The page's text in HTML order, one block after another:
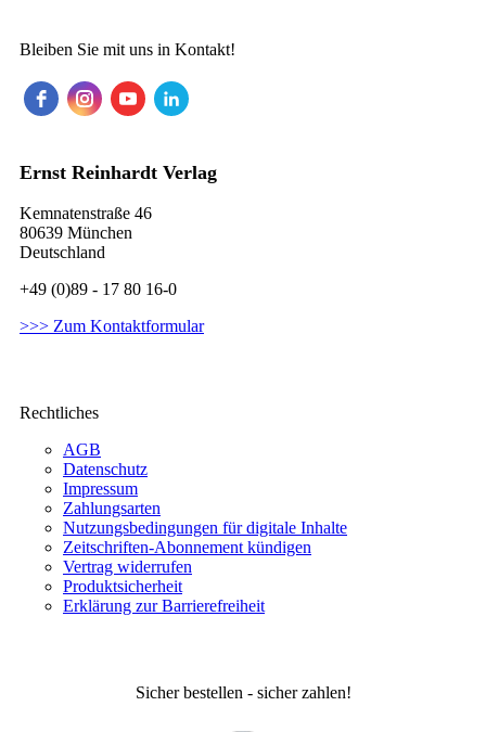
Bleiben Sie mit uns in Kontakt!
Ernst Reinhardt Verlag
Kemnatenstraße 46
80639 München
Deutschland
+49 (0)89 - 17 80 16-0
>>> Zum Kontaktformular
Rechtliches
AGB
Datenschutz
Impressum
Zahlungsarten
Nutzungsbedingungen für digitale Inhalte
Zeitschriften-Abonnement kündigen
Vertrag widerrufen
Produktsicherheit
Erklärung zur Barrierefreiheit
Sicher bestellen - sicher zahlen!